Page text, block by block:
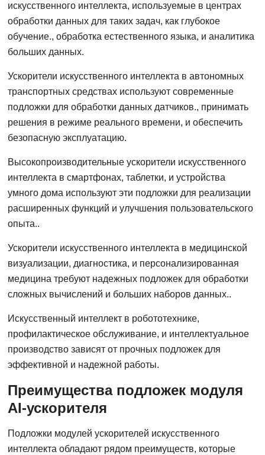
искусственного интеллекта, используемые в центрах
обработки данных для таких задач, как глубокое
обучение., обработка естественного языка, и аналитика
больших данных.
Ускорители искусственного интеллекта в автономных
транспортных средствах используют современные
подложки для обработки данных датчиков., принимать
решения в режиме реального времени, и обеспечить
безопасную эксплуатацию.
Высокопроизводительные ускорители искусственного
интеллекта в смартфонах, таблетки, и устройства
умного дома используют эти подложки для реализации
расширенных функций и улучшения пользовательского
опыта..
Ускорители искусственного интеллекта в медицинской
визуализации, диагностика, и персонализированная
медицина требуют надежных подложек для обработки
сложных вычислений и больших наборов данных..
Искусственный интеллект в робототехнике,
профилактическое обслуживание, и интеллектуальное
производство зависят от прочных подложек для
эффективной и надежной работы.
Преимущества подложек модуля
AI-ускорителя
Подложки модулей ускорителей искусственного
интеллекта обладают рядом преимуществ, которые